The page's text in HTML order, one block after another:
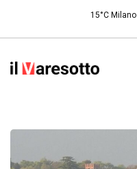
15°C Milano